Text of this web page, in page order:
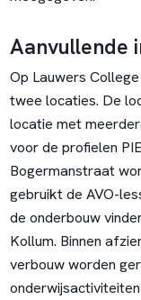
Aanvullende
Op Lauwers
twee locaties. De
locatie met
voor de profielen
Bogermanstraat
gebruikt de AVO-
de onderbouw
Kollum. Binnen
verbouw worden